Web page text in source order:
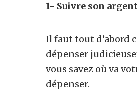
1- Suivre son argent
Il faut tout d’abord
dépenser
vous savez où va
dépenser.